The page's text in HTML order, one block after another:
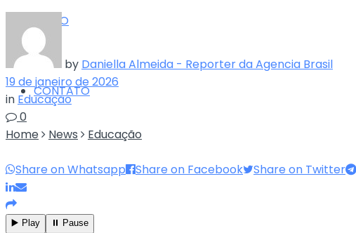
RÁDIO
TV
CONTATO
by Daniella Almeida - Reporter da Agencia Brasil
19 de janeiro de 2026
in Educação
0
Home
News Educação
Share on Whatsapp Share on Facebook Share on Twitter
▶️ Play ⏸️ Pause